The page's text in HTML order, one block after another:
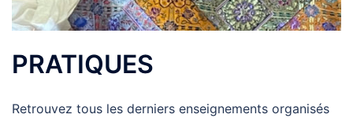
PRATIQUES
Retrouvez tous les derniers enseignements organisés